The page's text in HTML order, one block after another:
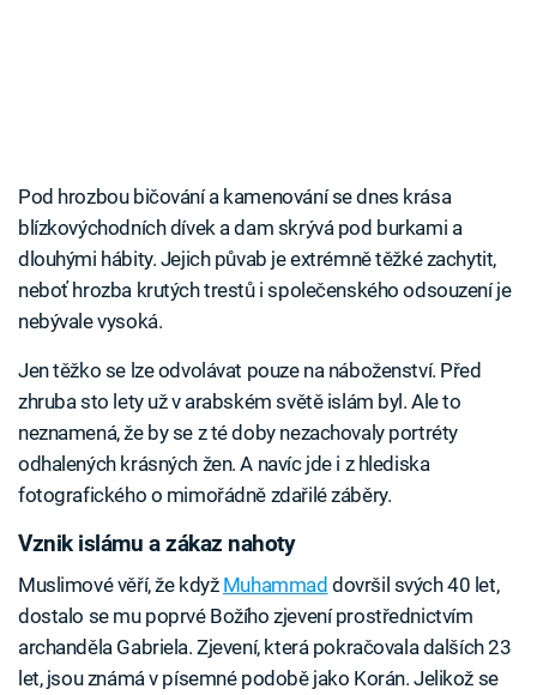
Pod hrozbou bičování a kamenování se dnes krása
blízkovýchodních dívek a dam skrývá pod burkami a
dlouhými hábity. Jejich půvab je extrémně těžké zachytit,
neboť hrozba krutých trestů i společenského odsouzení je
nebývale vysoká.
Jen těžko se lze odvolávat pouze na náboženství. Před
zhruba sto lety už v arabském světě islám byl. Ale to
neznamená, že by se z té doby nezachovaly portréty
odhalených krásných žen. A navíc jde i z hlediska
fotografického o mimořádně zdařilé záběry.
Vznik islámu a zákaz nahoty
Muslimové věří, že když Muhammad dovršil svých 40 let,
dostalo se mu poprvé Božího zjevení prostřednictvím
archanděla Gabriela. Zjevení, která pokračovala dalších 23
let, jsou známá v písemné podobě jako Korán. Jelikož se